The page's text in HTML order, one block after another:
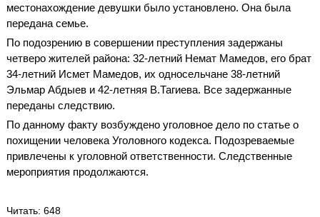
местонахождение девушки было установлено. Она была
передана семье.
По подозрению в совершении преступления задержаны
четверо жителей района: 32-летний Немат Мамедов, его брат
34-летний Исмет Мамедов, их односельчане 38-летний
Эльмар Абдыев и 42-летняя В.Тагиева. Все задержанные
переданы следствию.
По данному факту возбуждено уголовное дело по статье о
похищении человека Уголовного кодекса. Подозреваемые
привлечены к уголовной ответственности. Следственные
мероприятия продолжаются.
Читать: 648